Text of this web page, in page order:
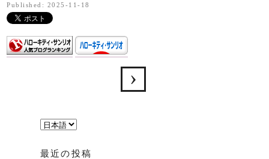
Published: 2025-11-18
言
最近の投稿